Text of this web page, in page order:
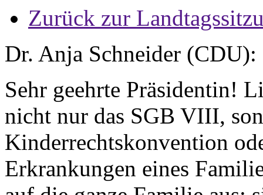
Zurück zur
Dr. Anja Schneider (CDU):
Sehr geehrte Präsidentin!
nicht nur das SGB VIII,
Kinderrechtskonvention
Erkrankungen eines